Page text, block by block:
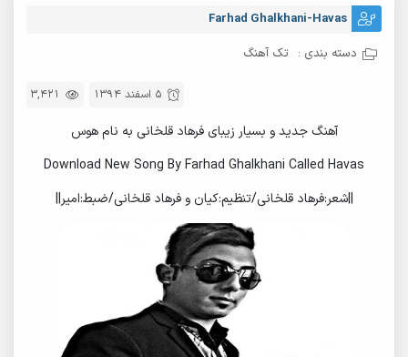
Farhad Ghalkhani-Havas
دسته بندی : تک آهنگ
3,421 5 اسفند 1394
آهنگ جدید و بسیار زیبای فرهاد قلخانی به نام هوس
Download New Song By Farhad Ghalkhani Called Havas
||شعر:فرهاد قلخانی/تنظیم:کیان و فرهاد قلخانی/ضبط:امیر||